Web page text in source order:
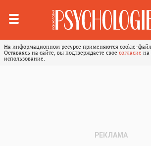
На информационном ресурсе применяются cookie-
Оставаясь на сайте, вы подтверждаете свое согласие на
использование.